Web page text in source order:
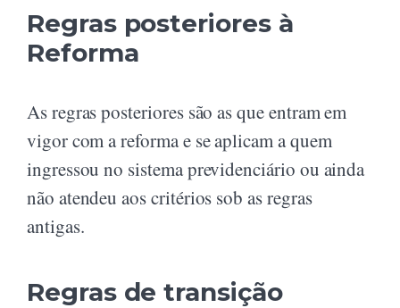
Regras posteriores à
Reforma
As regras posteriores são as que entram em
vigor com a reforma e se aplicam a quem
ingressou no sistema previdenciário ou ainda
não atendeu aos critérios sob as regras
antigas.
Regras de transição